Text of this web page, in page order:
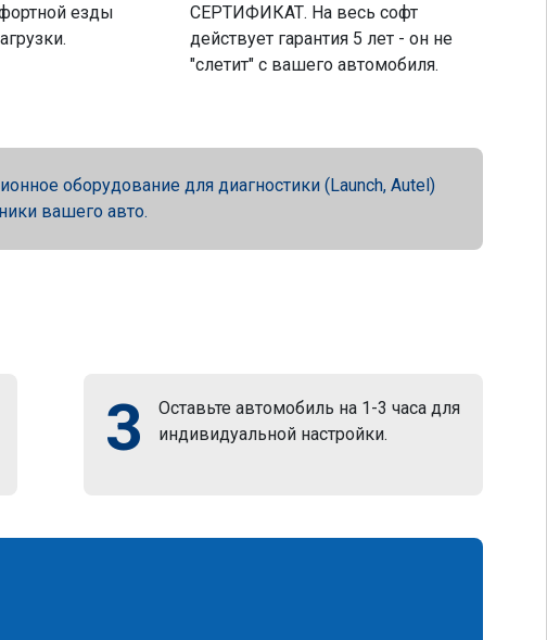
езды
СЕРТИФИКАТ. На весь софт
действует гарантия 5 лет - он не
"слетит" с вашего автомобиля.
оборудование для диагностики (Launch, Autel)
вашего авто.
3
Оставьте автомобиль на 1-3 часа для
индивидуальной настройки.